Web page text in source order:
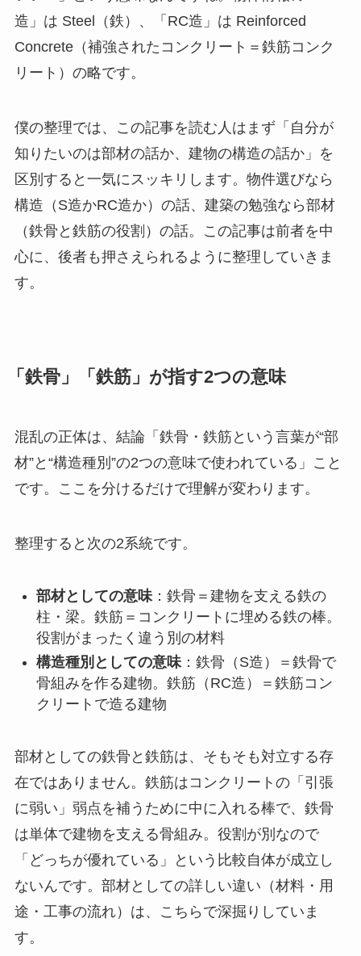
造」は Steel（鉄）、「RC造」は Reinforced
Concrete（補強されたコンクリート＝鉄筋コンク
リート）の略です。
僕の整理では、この記事を読む人はまず「自分が
知りたいのは部材の話か、建物の構造の話か」を
区別すると一気にスッキリします。物件選びなら
構造（S造かRC造か）の話、建築の勉強なら部材
（鉄骨と鉄筋の役割）の話。この記事は前者を中
心に、後者も押さえられるように整理していきま
す。
「鉄骨」「鉄筋」が指す2つの意味
混乱の正体は、結論「鉄骨・鉄筋という言葉が“部
材”と“構造種別”の2つの意味で使われている」こと
です。ここを分けるだけで理解が変わります。
整理すると次の2系統です。
部材としての意味：鉄骨＝建物を支える鉄の
柱・梁。鉄筋＝コンクリートに埋める鉄の棒。
役割がまったく違う別の材料
構造種別としての意味：鉄骨（S造）＝鉄骨で
骨組みを作る建物。鉄筋（RC造）＝鉄筋コン
クリートで造る建物
部材としての鉄骨と鉄筋は、そもそも対立する存
在ではありません。鉄筋はコンクリートの「引張
に弱い」弱点を補うために中に入れる棒で、鉄骨
は単体で建物を支える骨組み。役割が別なので
「どっちが優れている」という比較自体が成立し
ないんです。部材としての詳しい違い（材料・用
途・工事の流れ）は、こちらで深掘りしていま
す。